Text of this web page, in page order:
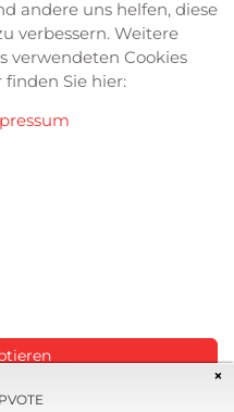
Rechte vorbehalten.
andere uns helfen, diese
verbessern. Weitere
verwendeten Cookies
Sie hier:
×